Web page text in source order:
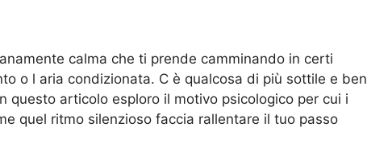
calma che ti prende camminando in certi
o l aria condizionata. C è qualcosa di più sottile e ben
questo articolo esploro il motivo psicologico per cui i
quel ritmo silenzioso faccia rallentare il tuo passo